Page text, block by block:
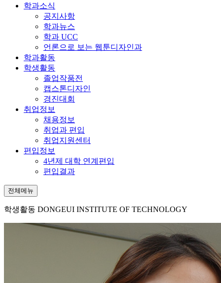
학과소식
공지사항
학과뉴스
학과 UCC
언론으로 보는 웹툰디자인과
학과활동
학생활동
졸업작품전
캡스톤디자인
경진대회
취업정보
채용정보
취업과 편입
취업지원센터
편입정보
4년제 대학 연계편입
편입결과
전체메뉴
학생활동 DONGEUI INSTITUTE OF TECHNOLOGY